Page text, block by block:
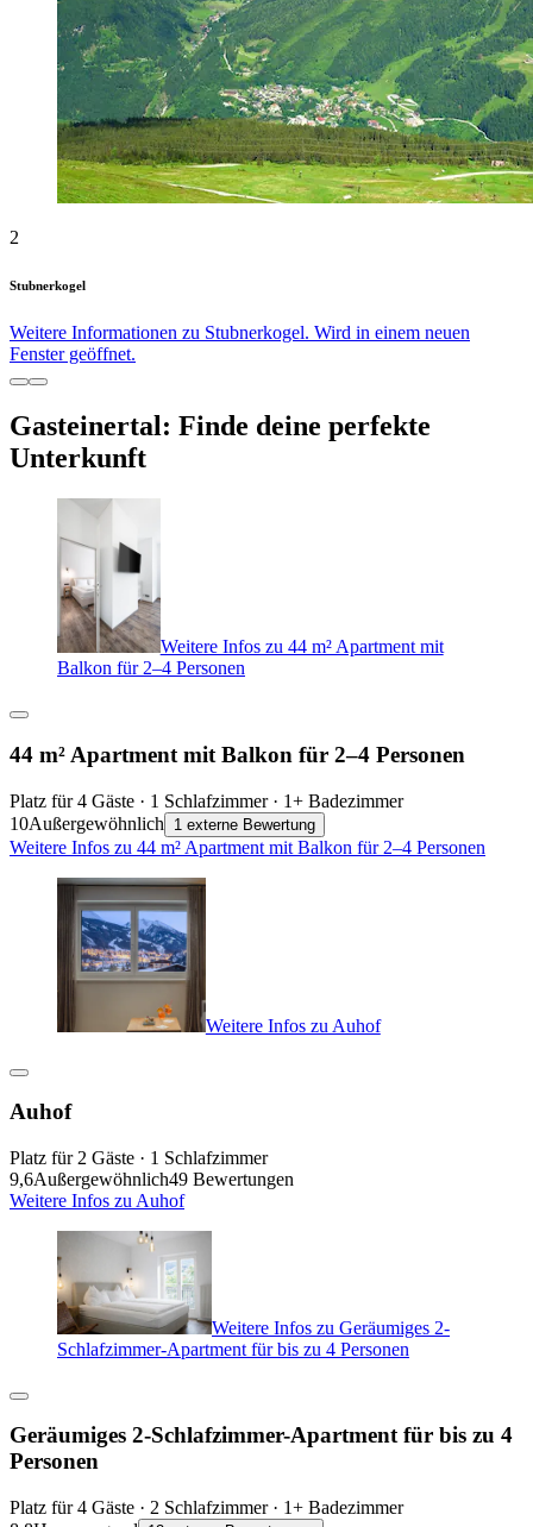
2
Stubnerkogel
Weitere Informationen zu Stubnerkogel. Wird in einem neuen
Fenster geöffnet.
Gasteinertal: Finde deine perfekte
Unterkunft
Weitere Infos zu 44 m² Apartment mit
Balkon für 2–4 Personen
44 m² Apartment mit Balkon für 2–4 Personen
Platz für 4 Gäste · 1 Schlafzimmer · 1+ Badezimmer
10Außergewöhnlich 1 externe Bewertung
Weitere Infos zu 44 m² Apartment mit Balkon für 2–4 Personen
Weitere Infos zu Auhof
Auhof
Platz für 2 Gäste · 1 Schlafzimmer
9,6Außergewöhnlich49 Bewertungen
Weitere Infos zu Auhof
Weitere Infos zu Geräumiges 2-
Schlafzimmer-Apartment für bis zu 4 Personen
Geräumiges 2-Schlafzimmer-Apartment für bis zu 4
Personen
Platz für 4 Gäste · 2 Schlafzimmer · 1+ Badezimmer